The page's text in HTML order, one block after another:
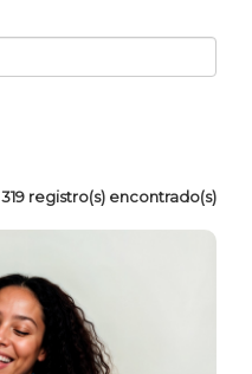
319 registro(s) encontrado(s)